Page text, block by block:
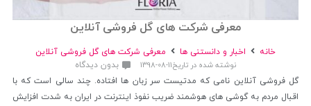
معرفی شرکت های گل فروشی آنلاین
خانه اخبار و دانستنی ها معرفی شرکت های گل فروشی آنلاین
نوشته شده در تاریخ1398-08-11
بدون دیدگاه
گل فروشی آنلاین نامی که مدتیست سر زبان ها افتاده. چند سالی است که با
اقبال مردم به گوشی های هوشمند ضریب نفوذ اینترنت در ایران به شدت افزایش